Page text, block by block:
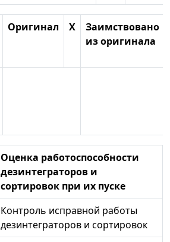
Оригинал X
Заимствовано
из оригинала
Оценка работоспособности
дезинтеграторов и
сортировок при их пуске
Контроль исправной работы
дезинтеграторов и сортировок